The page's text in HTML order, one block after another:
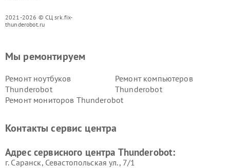
2021-2026 © СЦ srk.fix-
thunderobot.ru
Мы ремонтируем
Ремонт ноутбуков
Thunderobot
Ремонт компьютеров
Thunderobot
Ремонт мониторов Thunderobot
Контакты сервис центра
Адрес сервисного центра Thunderobot:
г. Саранск, Севастопольская ул., 7/1